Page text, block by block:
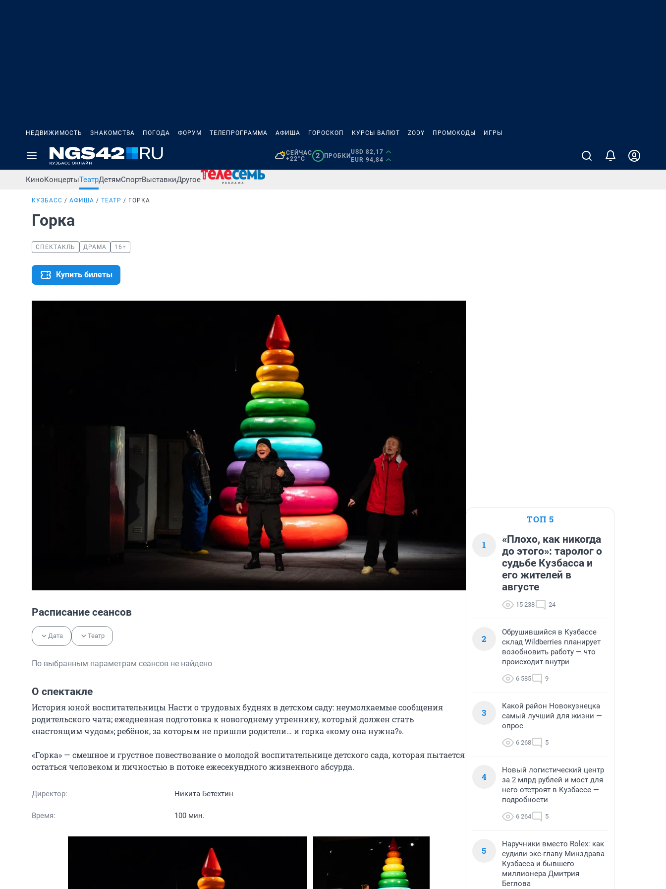
НЕДВИЖИМОСТЬ ЗНАКОМСТВА ПОГОДА ФОРУМ ТЕЛЕПРОГРАММА АФИША ГОРОСКОП КУРСЫ ВАЛЮТ ZODY ПРОМОКОДЫ ИГРЫ
СЕЙЧАС
+22°C
2 ПРОБКИ
USD 82,17
EUR 94,84
КиноКонцертыТеатрДетямСпортВыставкиДругое
КУЗБАСС АФИША ТЕАТР ГОРКА
Горка
СПЕКТАКЛЬ ДРАМА 16+
Купить билеты
Расписание сеансов
Дата Театр
По выбранным параметрам сеансов не найдено
О спектакле
История юной воспитательницы Насти о трудовых буднях в детском саду: неумолкаемые сообщения
родительского чата; ежедневная подготовка к новогоднему утреннику, который должен стать
«настоящим чудом»; ребёнок, за которым не пришли родители… и горка «кому она нужна?».
«Горка» — смешное и грустное повествование о молодой воспитательнице детского сада, которая пытается
остаться человеком и личностью в потоке ежесекундного жизненного абсурда.
Директор: Никита Бетехтин
Время: 100 мин.
ТОП 5
1
«Плохо, как никогда
до этого»: таролог о
судьбе Кузбасса и
его жителей в
августе
15 238 24
2
Обрушившийся в Кузбассе
склад Wildberries планирует
возобновить работу — что
происходит внутри
6 585 9
3
Какой район Новокузнецка
самый лучший для жизни —
опрос
6 268 5
4
Новый логистический центр
за 2 млрд рублей и мост для
него отстроят в Кузбассе —
подробности
6 264 5
5
Наручники вместо Rolex: как
судили экс-главу Минздрава
Кузбасса и бывшего
миллионера Дмитрия
Беглова